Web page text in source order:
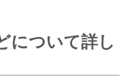
について詳し